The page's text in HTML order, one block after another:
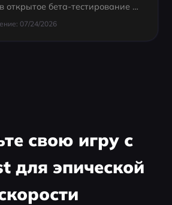
Чтобы сыграть в открытое бета-тестирование MARVEL Tōkon: Fighting Souls , вам не нужно приглашение или специальный код. Просто откройте PlayStation Store на своей PS5 или Steam/Epic Games Store на ПК и найдите "MARVEL Tōkon: Fighting Souls Open Beta"....
07/24/2026
свою игру с
для эпической